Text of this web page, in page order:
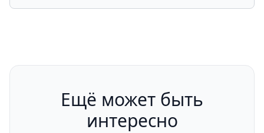
Ещё может быть
интересно